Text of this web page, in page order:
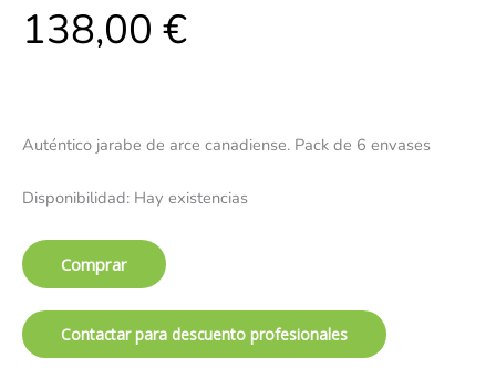
138,00 €
Auténtico jarabe de arce canadiense. Pack de 6 envases
Disponibilidad: Hay existencias
Comprar
Contactar para descuento profesionales